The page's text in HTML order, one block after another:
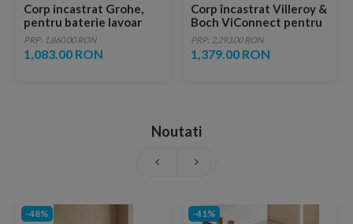
Corp incastrat Grohe,
pentru baterie lavoar
monocomanda
PRP: 1,860.00 RON
1,083.00 RON
Corp încastrat Villeroy &
Boch ViConnect pentru
vas wc suspendat
92242700
PRP: 2,293.00 RON
1,379.00 RON
Noutati
-48% -41%